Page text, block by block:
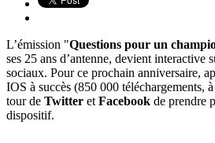
L’émission "Questions pour un
ses 25 ans d’antenne, devient interactive
sociaux. Pour ce prochain anniversaire,
IOS à succès (850 000 téléchargements,
tour de Twitter et Facebook de prendre
dispositif.